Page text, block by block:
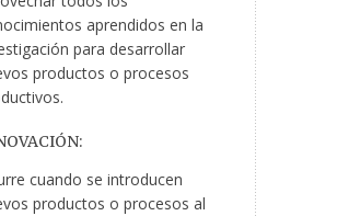
aprendidos en la
para desarrollar
productos o procesos
cuando se introducen
productos o procesos al